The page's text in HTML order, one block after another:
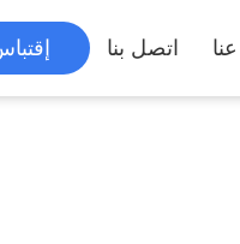
اتصل بنا